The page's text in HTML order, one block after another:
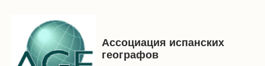
Ассоциация испанских
географов